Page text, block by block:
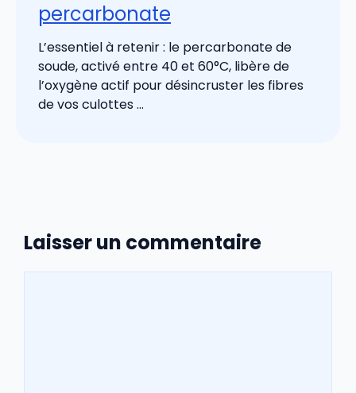
percarbonate
L’essentiel à retenir : le percarbonate de
soude, activé entre 40 et 60°C, libère de
l’oxygène actif pour désincruster les fibres
de vos culottes ...
Laisser un commentaire